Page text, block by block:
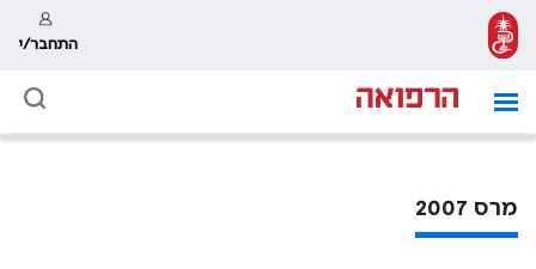
התחבר/י
מרס 2007